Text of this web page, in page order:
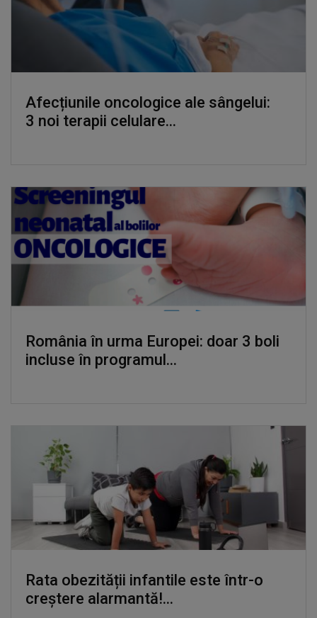
Afecțiunile oncologice ale sângelui:
3 noi terapii celulare...
România în urma Europei: doar 3 boli
incluse în programul...
Rata obezității infantile este într-o
creștere alarmantă!...